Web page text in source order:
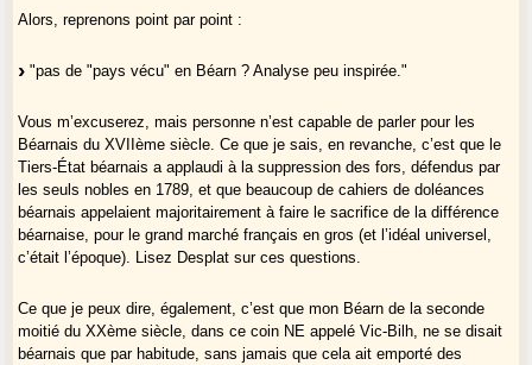
Alors, reprenons point par point :
"pas de "pays vécu" en Béarn ? Analyse peu inspirée."
Vous m’excuserez, mais personne n’est capable de parler pour les
Béarnais du XVIIème siècle. Ce que je sais, en revanche, c’est que le
Tiers-État béarnais a applaudi à la suppression des fors, défendus par
les seuls nobles en 1789, et que beaucoup de cahiers de doléances
béarnais appelaient majoritairement à faire le sacrifice de la différence
béarnaise, pour le grand marché français en gros (et l’idéal universel,
c’était l’époque). Lisez Desplat sur ces questions.
Ce que je peux dire, également, c’est que mon Béarn de la seconde
moitié du XXème siècle, dans ce coin NE appelé Vic-Bilh, ne se disait
béarnais que par habitude, sans jamais que cela ait emporté des